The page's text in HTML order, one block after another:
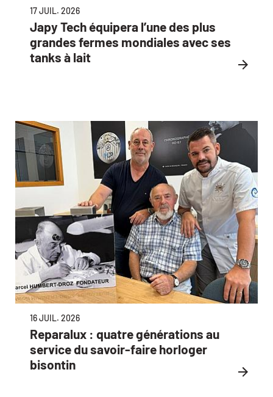
17 JUIL. 2026
Japy Tech équipera l’une des plus
grandes fermes mondiales avec ses
tanks à lait
16 JUIL. 2026
Reparalux : quatre générations au
service du savoir-faire horloger
bisontin